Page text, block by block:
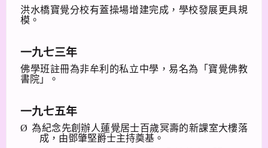
洪水橋寶覺分校有蓋操場增建完成，學校發展更具規
模。
一九七三年
佛學班註冊為非牟利的私立中學，易名為「寶覺佛教
書院」。
一九七五年
Ø 為紀念先創辦人蓮覺居士百歲冥壽的新課室大樓落
成，由鄧肇堅爵士主持奠基。